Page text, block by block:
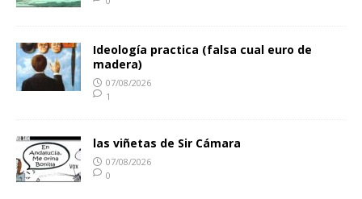
Ideología practica (falsa cual euro de
madera)
07/08/2026
1
las viñetas de Sir Cámara
07/08/2026
0